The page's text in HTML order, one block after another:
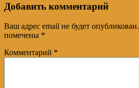
Добавить комментарий
Ваш адрес email не будет опубликован.
помечены *
Комментарий *